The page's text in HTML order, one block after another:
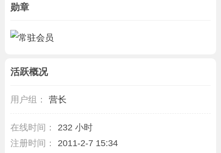
勋章
活跃概况
用户组： 营长
在线时间：
232 小时
注册时间：
2011-2-7 15:34